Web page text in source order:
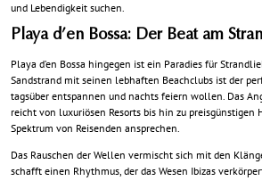
und Lebendigkeit suchen.
Playa d’en Bossa: Der Beat am
Playa d’en Bossa hingegen ist ein Paradies für
Sandstrand mit seinen lebhaften Beachclubs ist der
tagsüber entspannen und nachts feiern wollen. Das
reicht von luxuriösen Resorts bis hin zu preisgünstigen
Spektrum von Reisenden ansprechen.
Das Rauschen der Wellen vermischt sich mit den
schafft einen Rhythmus, der das Wesen Ibizas